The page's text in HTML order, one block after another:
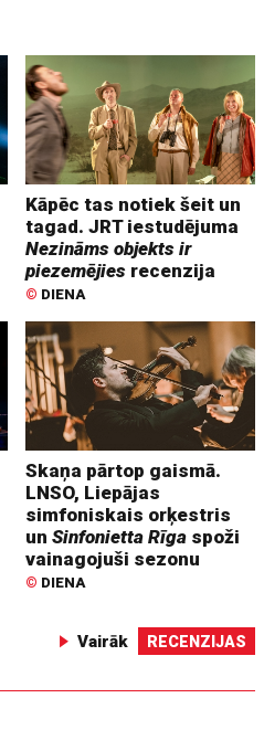
Kāpēc tas notiek šeit un
tagad. JRT iestudējuma
Nezināms objekts ir
piezemējies recenzija
© DIENA
Skaņa pārtop gaismā.
LNSO, Liepājas
simfoniskais orķestris
unSinfonietta Rīga spoži
vainagojuši sezonu
© DIENA
Vairāk RECENZIJAS